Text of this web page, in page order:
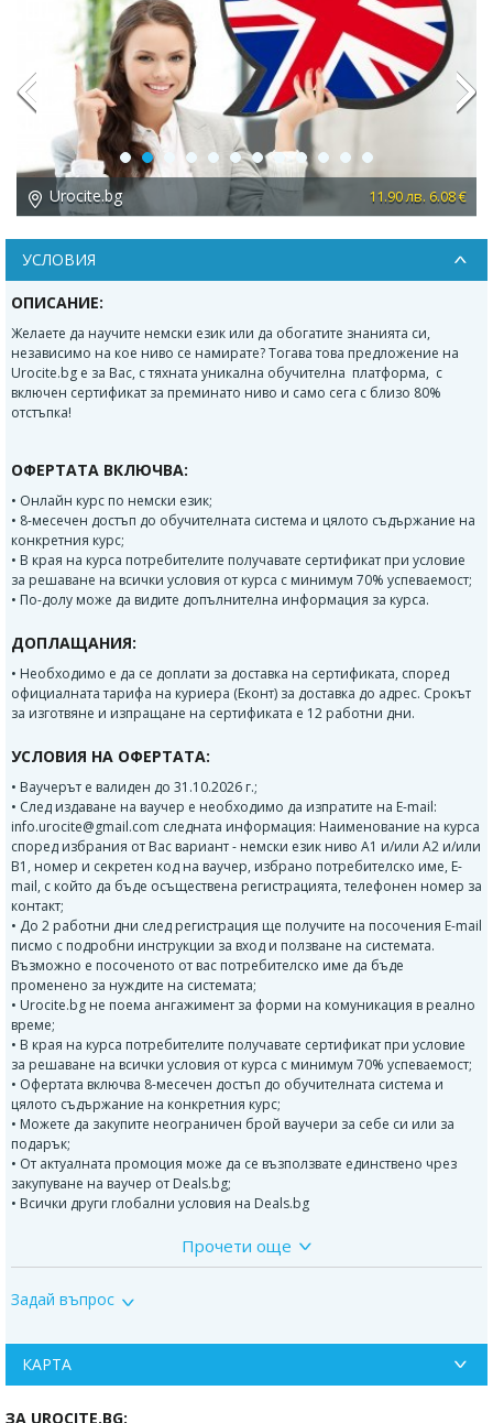
Urocite.bg 11.90 лв. 6.08 €
Previous Next
УСЛОВИЯ
ОПИСАНИЕ:
Желаете да научите немски език или да обогатите знанията си,
независимо на кое ниво се намирате? Тогава това предложение на
Urocite.bg е за Вас, с тяхната уникална обучителна платформа, с
включен сертификат за преминато ниво и само сега с близо 80%
отстъпка!
ОФЕРТАТА ВКЛЮЧВА:
• Онлайн курс по немски език;
• 8-месечен достъп до обучителната система и цялото съдържание на
конкретния курс;
• В края на курса потребителите получавате сертификат при условие
за решаване на всички условия от курса с минимум 70% успеваемост;
• По-долу може да видите допълнителна информация за курса.
ДОПЛАЩАНИЯ:
• Необходимо е да се доплати за доставка на сертификата, според
официалната тарифа на куриера (Еконт) за доставка до адрес. Срокът
за изготвяне и изпращане на сертификата е 12 работни дни.
УСЛОВИЯ НА ОФЕРТАТА:
• Ваучерът е валиден до 31.10.2026 г.;
• След издаване на ваучер е необходимо да изпратите на E-mail:
info.urocite@gmail.com следната информация: Наименование на курса
според избрания от Вас вариант - немски език ниво А1 и/или А2 и/или
В1, номер и секретен код на ваучер, избрано потребителско име, E-
mail, с който да бъде осъществена регистрацията, телефонен номер за
контакт;
• До 2 работни дни след регистрация ще получите на посочения Е-mail
писмо с подробни инструкции за вход и ползване на системата.
Възможно е посоченото от вас потребителско име да бъде
променено за нуждите на системата;
• Urocite.bg не поема ангажимент за форми на комуникация в реално
време;
• В края на курса потребителите получавате сертификат при условие
за решаване на всички условия от курса с минимум 70% успеваемост;
• Офертата включва 8-месечен достъп до обучителната система и
цялото съдържание на конкретния курс;
• Можете да закупите неограничен брой ваучери за себе си или за
подарък;
• От актуалната промоция може да се възползвате единствено чрез
закупуване на ваучер от Deals.bg;
• Всички други глобални условия на Deals.bg
Онлайн курс по немски език за нива по избор, с 8-месечен достъп до
платформата и с включен сертификат:
Възползвайте се от тази оферта от Urocite.bg за усвояване или
А1, А2 и В1. Във всеки един от избраните от Вас варианти получавате
уникален онлайн курс, с широко интерактивно съдържание,
Прочети още
Задай въпрос
КАРТА
ЗА UROCITE.BG: